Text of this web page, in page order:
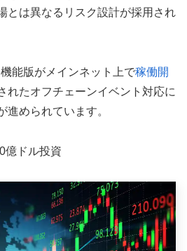
とは異なるリスク設計が採用され
能版がメインネット上で稼働開
れたオフチェーンイベント対応に
進められています。
億ドル投資